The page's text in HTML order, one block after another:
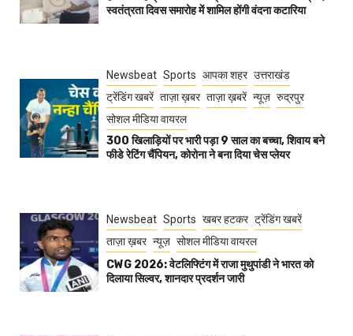
स्वतंत्रता दिवस समारोह में शामिल होंगी वंदना कटारिया
Newsbeat Sports आपका शहर उत्तराखंड
ट्रेंडिंग खबरें ताज़ा ख़बर ताज़ा ख़बरें न्यूज़ रुद्रपुर
सोशल मीडिया वायरल
300 खिलाड़ियों पर भारी पड़ा 9 साल का बच्चा, शिवाय बने
फीडे रेटिंग चैंपियन, कोरोना ने बना दिया चेस प्लेयर
Newsbeat Sports खबर हटकर ट्रेंडिंग खबरें
ताज़ा ख़बर न्यूज़ सोशल मीडिया वायरल
CWG 2026: वेटलिफ्टिंग में राजा मुथुपांडी ने भारत को
दिलाया सिल्वर, शानदार प्रदर्शन जारी